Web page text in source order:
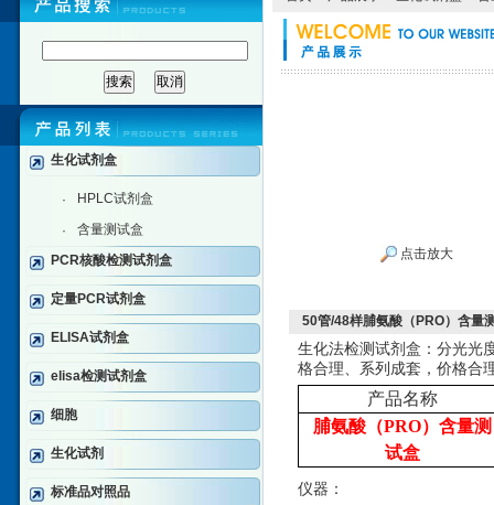
生化试剂盒
· HPLC试剂盒
·
含量测试盒
PCR核酸检测试剂盒
定量PCR试剂盒
ELISA试剂盒
elisa检测试剂盒
细胞
生化试剂
标准品对照品
点击放大
50管/48样脯氨酸（PRO）含量
生化法检测试剂盒：分光光
格合理、系列成套，价格合
产品名称
脯氨酸（PRO）含量测
试盒
仪器：